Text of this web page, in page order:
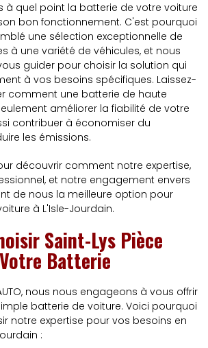
à quel point la batterie de votre voiture
bon fonctionnement. C'est pourquoi
une sélection exceptionnelle de
à une variété de véhicules, et nous
guider pour choisir la solution qui
à vos besoins spécifiques. Laissez-
comment une batterie de haute
améliorer la fiabilité de votre
contribuer à économiser du
les émissions.
découvrir comment notre expertise,
et notre engagement envers
de nous la meilleure option pour
à L'Isle-Jourdain.
Saint-Lys Pièce
Batterie
nous nous engageons à vous offrir
batterie de voiture. Voici pourquoi
notre expertise pour vos besoins en
: